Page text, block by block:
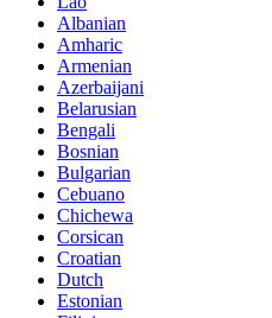
Armenian
Azerbaijani
Belarusian
Bengali
Bosnian
Bulgarian
Cebuano
Chichewa
Corsican
Croatian
Dutch
Estonian
Filipino
Finnish